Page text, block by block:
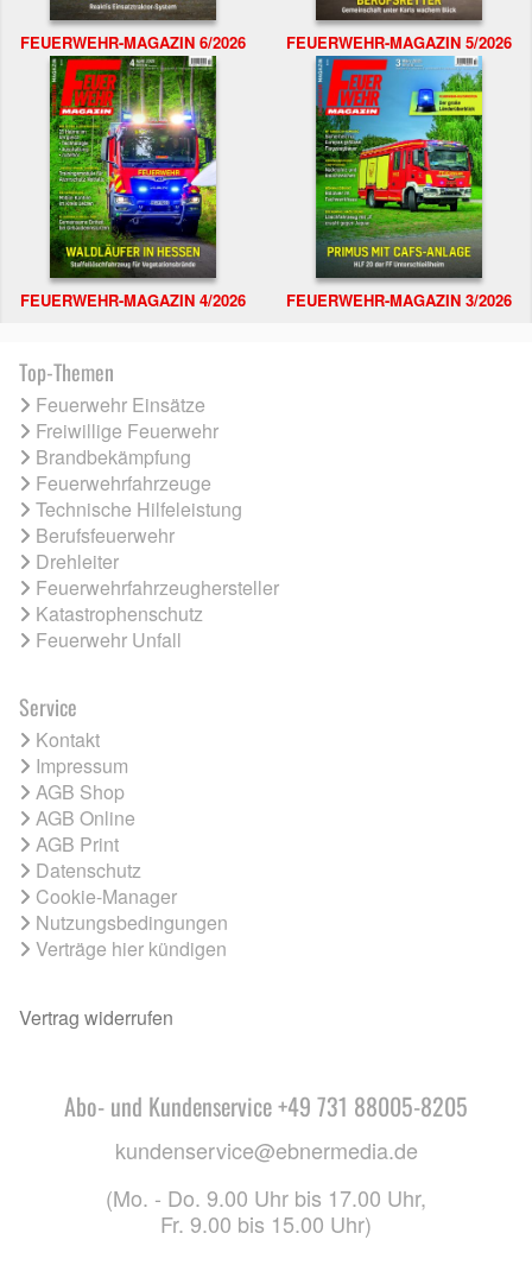
FEUERWEHR-MAGAZIN 6/2026 FEUERWEHR-MAGAZIN 5/2026
FEUERWEHR-MAGAZIN 4/2026 FEUERWEHR-MAGAZIN 3/2026
Top-Themen
Feuerwehr Einsätze
Freiwillige Feuerwehr
Brandbekämpfung
Feuerwehrfahrzeuge
Technische Hilfeleistung
Berufsfeuerwehr
Drehleiter
Feuerwehrfahrzeughersteller
Katastrophenschutz
Feuerwehr Unfall
Service
Kontakt
Impressum
AGB Shop
AGB Online
AGB Print
Datenschutz
Cookie-Manager
Nutzungsbedingungen
Verträge hier kündigen
Vertrag widerrufen
Abo- und Kundenservice +49 731 88005-8205
kundenservice@ebnermedia.de
(Mo. - Do. 9.00 Uhr bis 17.00 Uhr,
Fr. 9.00 bis 15.00 Uhr)